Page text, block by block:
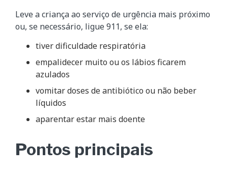
Leve a criança ao serviço de urgência mais próximo
ou, se necessário, ligue 911, se ela:
tiver dificuldade respiratória
empalidecer muito ou os lábios ficarem
azulados
vomitar doses de antibiótico ou não beber
líquidos
aparentar estar mais doente
Pontos principais